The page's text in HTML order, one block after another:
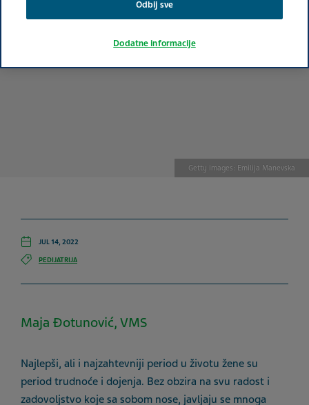
Getty images: Emilija Manevska
JUL 14, 2022
PEDIJATRIJA
Maja Đotunović, VMS
Najlepši, ali i najzahtevniji period u životu žene su
period trudnoće i dojenja. Bez obzira na svu radost i
zadovoljstvo koje sa sobom nose, javljaju se mnoga
Odbij sve
Dodatne informacije